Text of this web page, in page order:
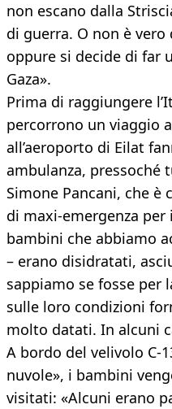
non escano dalla
di guerra. O non è
oppure si decide di far
Gaza».
Prima di raggiungere
percorrono un viaggio
all’aeroporto di Eilat
ambulanza, pressoché
Simone Pancani, che
di maxi-emergenza per
bambini che abbiamo
– erano disidratati,
sappiamo se fosse per
sulle loro condizioni
molto datati. In alcuni
A bordo del velivolo C-
nuvole», i bambini
visitati: «Alcuni erano